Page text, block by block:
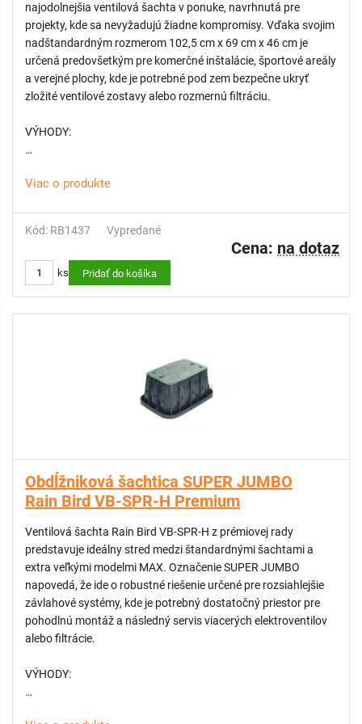
najodolnejšia ventilová šachta v ponuke, navrhnutá pre
projekty, kde sa nevyžadujú žiadne kompromisy. Vďaka svojim
nadštandardným rozmerom 102,5 cm x 69 cm x 46 cm je
určená predovšetkým pre komerčné inštalácie, športové areály
a verejné plochy, kde je potrebné pod zem bezpečne ukryť
zložité ventilové zostavy alebo rozmernú filtráciu.
VÝHODY:
bezkonkurenčnú kapacitu, ktorá umožňuje pohodlnú montáž,
- Špičková ochrana techniky: Špeciálne skosené hrany poklopu
sú navrhnuté tak, aby odolali prejazdu ťažkej záhradnej
techniky a chránili šachtu pred priamym nárazom nožov
- Ekologická a odolná konštrukcia: Vyrobená zo 100%
recyklovateľného HD-PE (vysokohustotný polyetylén). Tento
materiál je známy svojou extrémnou húževnatosťou,
- Zjednodušená inštalácia: Integrované krytky otvorov pre
potrubie sú ľahko odstrániteľné, čo výrazne skracuje čas
montáže bez potreby používať špeciálne rezné náradie.
Viac o produkte
Kód: RB1437 Vypredané
Cena: na dotaz
ks Pridať do košíka
Obdĺžniková šachtica SUPER JUMBO
Rain Bird VB-SPR-H Premium
Ventilová šachta Rain Bird VB-SPR-H z prémiovej rady
predstavuje ideálny stred medzi štandardnými šachtami a
extra veľkými modelmi MAX. Označenie SUPER JUMBO
napovedá, že ide o robustné riešenie určené pre rozsiahlejšie
závlahové systémy, kde je potrebný dostatočný priestor pre
pohodlnú montáž a následný servis viacerých elektroventilov
alebo filtrácie.
VÝHODY: